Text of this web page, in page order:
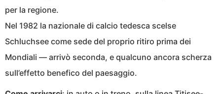
per la regione.
Nel 1982 la nazionale di calcio tedesca scelse
Schluchsee come sede del proprio ritiro prima dei
Mondiali — arrivò seconda, e qualcuno ancora scherza
sull’effetto benefico del paesaggio.